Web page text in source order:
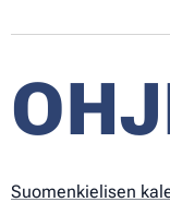
Suomenkielisen